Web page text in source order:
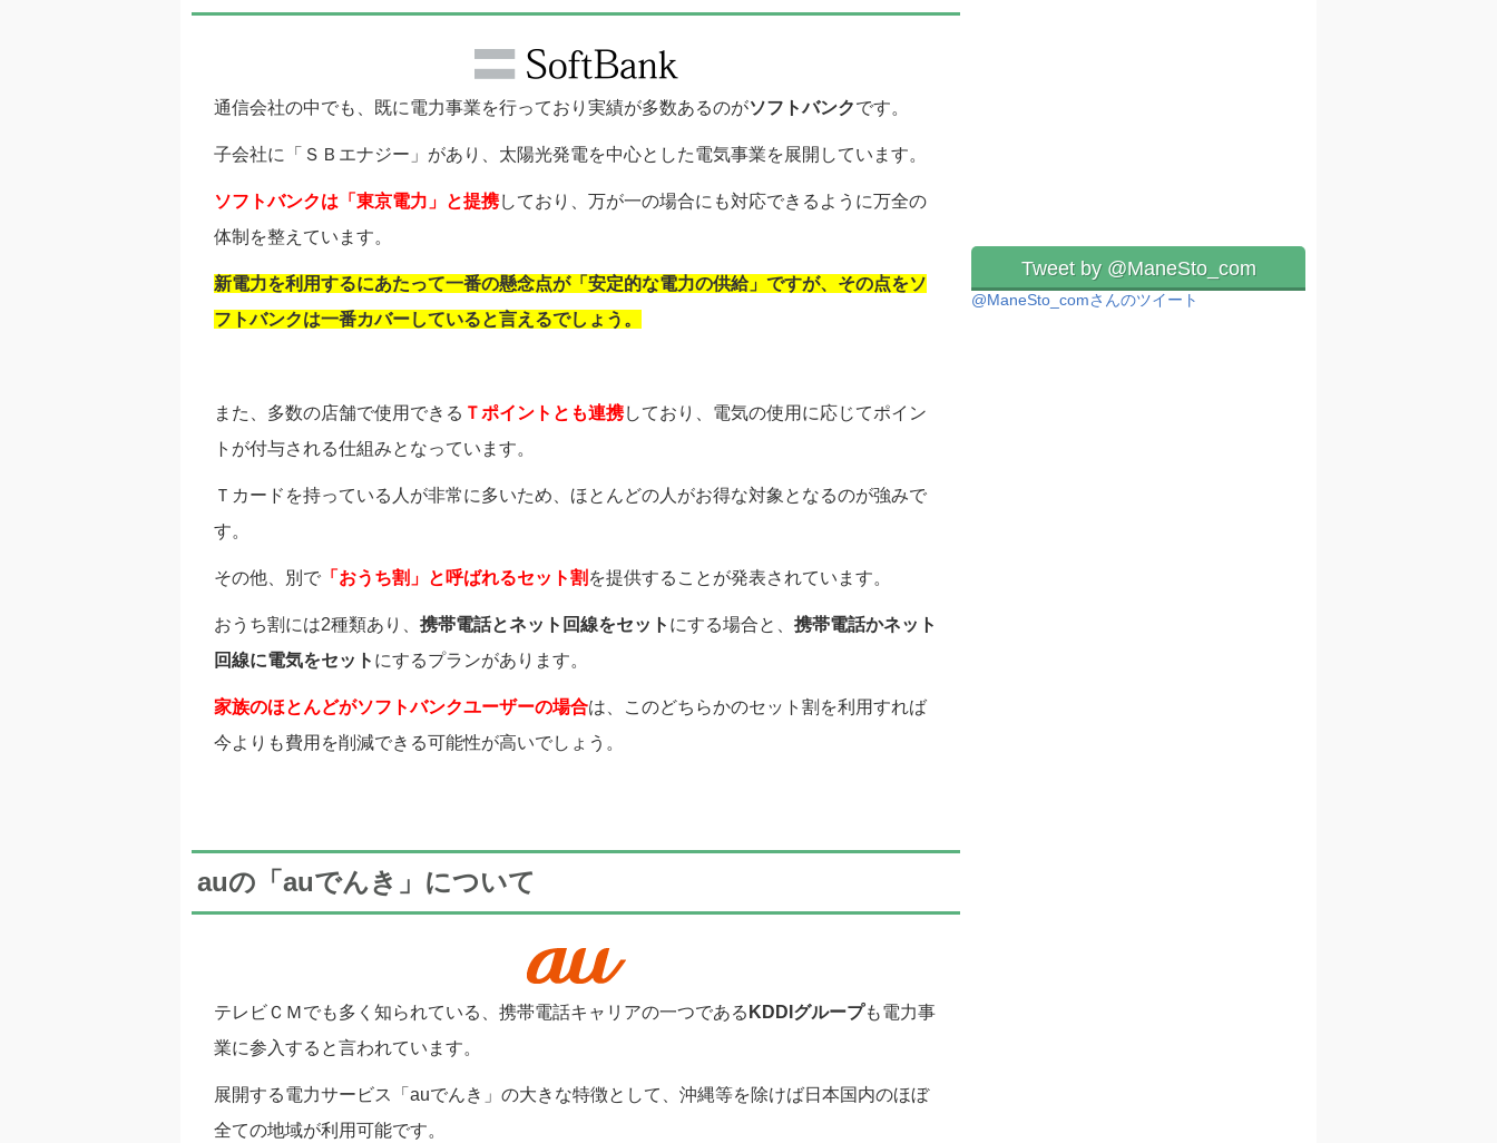
通信会社の中でも、既に電力事業を行っており実績が多数あるのがソフトバンクです。
子会社に「ＳＢエナジー」があり、太陽光発電を中心とした電気事業を展開しています。
ソフトバンクは「東京電力」と提携しており、万が一の場合にも対応できるように万全の
体制を整えています。
新電力を利用するにあたって一番の懸念点が「安定的な電力の供給」ですが、その点をソ
フトバンクは一番カバーしていると言えるでしょう。
また、多数の店舗で使用できる Ｔポイントとも連携しており、電気の使用に応じてポイン
トが付与される仕組みとなっています。
Ｔカードを持っている人が非常に多いため、ほとんどの人がお得な対象となるのが強みで
す。
その他、別で 「おうち割」と呼ばれるセット割 を提供することが発表されています。
おうち割には2種類あり、 携帯電話とネット回線をセット にする場合と、 携帯電話かネット
回線に電気をセット にするプランがあります。
家族のほとんどがソフトバンクユーザーの場合は、このどちらかのセット割を利用すれば
今よりも費用を削減できる可能性が高いでしょう。
auの「auでんき」について
テレビＣＭでも多く知られている、携帯電話キャリアの一つである KDDI グループも電力事
業に参入すると言われています。
展開する電力サービス「auでんき」の大きな特徴として、沖縄等を除けば日本国内のほぼ
全ての地域が利用可能です。
Tweet by @ManeSto_com
@ManeSto_comさんのツイート